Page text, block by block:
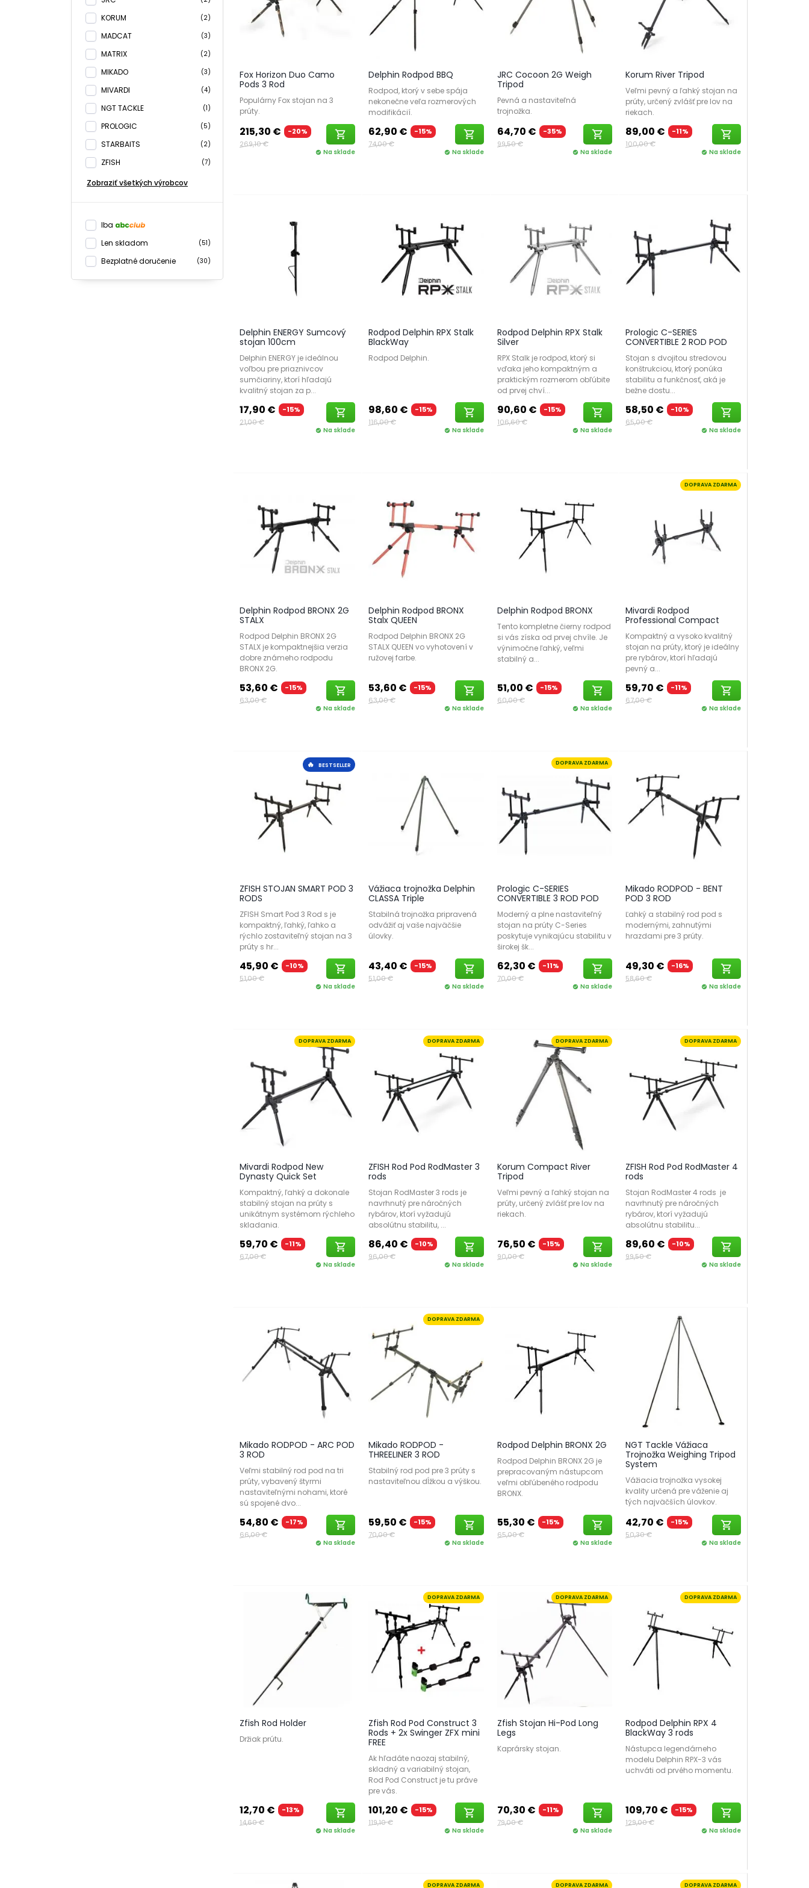
KORUM (2)
MADCAT (3)
MATRIX (2)
MIKADO (3)
MIVARDI (4)
NGT TACKLE (1)
PROLOGIC (5)
STARBAITS (2)
ZFISH (7)
Zobraziť všetkých výrobcov
Iba
Len skladom
(51)
Bezplatné doručenie (30)
Fox Horizon Duo Camo
Pods 3 Rod
Populárny Fox stojan na 3
prúty.
215,30 €
-20%
269,10 €
shopping_cart
check_circle Na sklade
Delphin Rodpod BBQ
Rodpod, ktorý v sebe spája
nekonečne veľa rozmerových
modifikácií.
62,90 €
-15%
74,00 €
shopping_cart
check_circle Na sklade
JRC Cocoon 2G Weigh
Tripod
Pevná a nastaviteľná
trojnožka.
64,70 €
-35%
99,50 €
shopping_cart
check_circle Na sklade
Korum River Tripod
Veľmi pevný a ľahký stojan na
prúty, určený zvlášť pre lov na
riekach.
89,00 €
-11%
100,00 €
shopping_cart
check_circle Na sklade
Delphin ENERGY Sumcový
stojan 100cm
Delphin ENERGY je ideálnou
voľbou pre priaznivcov
sumčiariny, ktorí hľadajú
kvalitný stojan za p...
17,90 €
-15%
21,00 €
shopping_cart
check_circle Na sklade
Rodpod Delphin RPX Stalk
BlackWay
Rodpod Delphin.
98,60 €
-15%
116,00 €
shopping_cart
check_circle Na sklade
Rodpod Delphin RPX Stalk
Silver
RPX Stalk je rodpod, ktorý si
vďaka jeho kompaktným a
praktickým rozmerom obľúbite
od prvej chví...
90,60 €
-15%
106,60 €
shopping_cart
check_circle Na sklade
Prologic C-SERIES
CONVERTIBLE 2 ROD POD
Stojan s dvojitou stredovou
konštrukciou, ktorý ponúka
stabilitu a funkčnosť, aká je
bežne dostu...
58,50 €
-10%
65,00 €
shopping_cart
check_circle Na sklade
Delphin Rodpod BRONX 2G
STALX
Rodpod Delphin BRONX 2G
STALX je kompaktnejšia verzia
dobre známeho rodpodu
BRONX 2G.
53,60 €
-15%
63,00 €
shopping_cart
check_circle Na sklade
Delphin Rodpod BRONX
Stalx QUEEN
Rodpod Delphin BRONX 2G
STALX QUEEN vo vyhotovení v
ružovej farbe.
53,60 €
-15%
63,00 €
shopping_cart
check_circle Na sklade
Delphin Rodpod BRONX
Tento kompletne čierny rodpod
si vás získa od prvej chvíle. Je
výnimočne ľahký, veľmi
stabilný a...
51,00 €
-15%
60,00 €
shopping_cart
check_circle Na sklade
DOPRAVA ZDARMA
Mivardi Rodpod
Professional Compact
Kompaktný a vysoko kvalitný
stojan na prúty, ktorý je ideálny
pre rybárov, ktorí hľadajú
pevný a...
59,70 €
-11%
67,00 €
shopping_cart
check_circle Na sklade
🔥 BESTSELLER
ZFISH STOJAN SMART POD 3
RODS
ZFISH Smart Pod 3 Rod s je
kompaktný, ľahký, ľahko a
rýchlo zostaviteľný stojan na 3
prúty s hr...
45,90 €
-10%
51,00 €
shopping_cart
check_circle Na sklade
Vážiaca trojnožka Delphin
CLASSA Triple
Stabilná trojnožka pripravená
odvážiť aj vaše najväčšie
úlovky.
43,40 €
-15%
51,00 €
shopping_cart
check_circle Na sklade
DOPRAVA ZDARMA
Prologic C-SERIES
CONVERTIBLE 3 ROD POD
Moderný a plne nastaviteľný
stojan na prúty C-Series
poskytuje vynikajúcu stabilitu v
širokej šk...
62,30 €
-11%
70,00 €
shopping_cart
check_circle Na sklade
Mikado RODPOD - BENT
POD 3 ROD
Ľahký a stabilný rod pod s
modernými, zahnutými
hrazdami pre 3 prúty.
49,30 €
-16%
58,60 €
shopping_cart
check_circle Na sklade
DOPRAVA ZDARMA
Mivardi Rodpod New
Dynasty Quick Set
Kompaktný, ľahký a dokonale
stabilný stojan na prúty s
unikátnym systémom rýchleho
skladania.
59,70 €
-11%
67,00 €
shopping_cart
check_circle Na sklade
DOPRAVA ZDARMA
ZFISH Rod Pod RodMaster 3
rods
Stojan RodMaster 3 rods je
navrhnutý pre náročných
rybárov, ktorí vyžadujú
absolútnu stabilitu, ...
86,40 €
-10%
96,00 €
shopping_cart
check_circle Na sklade
DOPRAVA ZDARMA
Korum Compact River
Tripod
Veľmi pevný a ľahký stojan na
prúty, určený zvlášť pre lov na
riekach.
76,50 €
-15%
90,00 €
shopping_cart
check_circle Na sklade
DOPRAVA ZDARMA
ZFISH Rod Pod RodMaster 4
rods
Stojan RodMaster 4 rods je
navrhnutý pre náročných
rybárov, ktorí vyžadujú
absolútnu stabilitu...
89,60 €
-10%
99,50 €
shopping_cart
check_circle Na sklade
Mikado RODPOD - ARC POD
3 ROD
Veľmi stabilný rod pod na tri
prúty, vybavený štyrmi
nastaviteľnými nohami, ktoré
sú spojené dvo...
54,80 €
-17%
66,00 €
shopping_cart
check_circle Na sklade
DOPRAVA ZDARMA
Mikado RODPOD -
THREELINER 3 ROD
Stabilný rod pod pre 3 prúty s
nastaviteľnou dĺžkou a výškou.
59,50 €
-15%
70,00 €
shopping_cart
check_circle Na sklade
Rodpod Delphin BRONX 2G
Rodpod Delphin BRONX 2G je
prepracovaným nástupcom
veľmi obľúbeného rodpodu
BRONX.
55,30 €
-15%
65,00 €
shopping_cart
check_circle Na sklade
NGT Tackle Vážiaca
Trojnožka Weighing Tripod
System
Vážiacia trojnožka vysokej
kvality určená pre váženie aj
tých najväčších úlovkov.
42,70 €
-15%
50,30 €
shopping_cart
check_circle Na sklade
Zfish Rod Holder
Držiak prútu.
12,70 €
-13%
14,60 €
shopping_cart
check_circle Na sklade
DOPRAVA ZDARMA
Zfish Rod Pod Construct 3
Rods + 2x Swinger ZFX mini
FREE
Ak hľadáte naozaj stabilný,
skladný a variabilný stojan,
Rod Pod Construct je tu práve
pre vás​.
101,20 €
-15%
119,10 €
shopping_cart
check_circle Na sklade
DOPRAVA ZDARMA
Zfish Stojan Hi-Pod Long
Legs
Kaprársky stojan.
70,30 €
-11%
79,00 €
shopping_cart
check_circle Na sklade
DOPRAVA ZDARMA
Rodpod Delphin RPX 4
BlackWay 3 rods
Nástupca legendárneho
modelu Delphin RPX-3 vás
uchváti od prvého momentu.
109,70 €
-15%
129,00 €
shopping_cart
check_circle Na sklade
DOPRAVA ZDARMA DOPRAVA ZDARMA DOPRAVA ZDARMA